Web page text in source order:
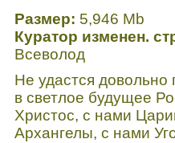
Размер: 5,946 Mb
Куратор изменен.
Всеволод
Не удастся довольно
в светлое будущее
Христос, с нами
Архангелы, с нами